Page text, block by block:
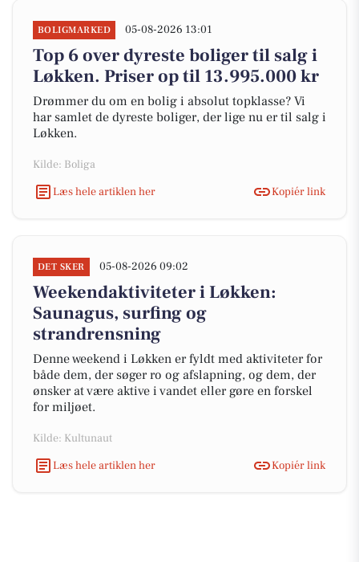
BOLIGMARKED 05-08-2026 13:01
Top 6 over dyreste boliger til salg i
Løkken. Priser op til 13.995.000 kr
Drømmer du om en bolig i absolut topklasse? Vi
har samlet de dyreste boliger, der lige nu er til salg i
Løkken.
Kilde: Boliga
Læs hele artiklen her
Kopiér link
DET SKER 05-08-2026 09:02
Weekendaktiviteter i Løkken:
Saunagus, surfing og
strandrensning
Denne weekend i Løkken er fyldt med aktiviteter for
både dem, der søger ro og afslapning, og dem, der
ønsker at være aktive i vandet eller gøre en forskel
for miljøet.
Kilde: Kultunaut
Læs hele artiklen her
Kopiér link